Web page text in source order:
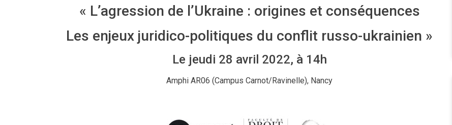
« L’agression de l’Ukraine : origines et conséquences
Les enjeux juridico-politiques du conflit russo-ukrainien »
Le jeudi 28 avril 2022, à 14h
Amphi AR06 (Campus Carnot/Ravinelle), Nancy